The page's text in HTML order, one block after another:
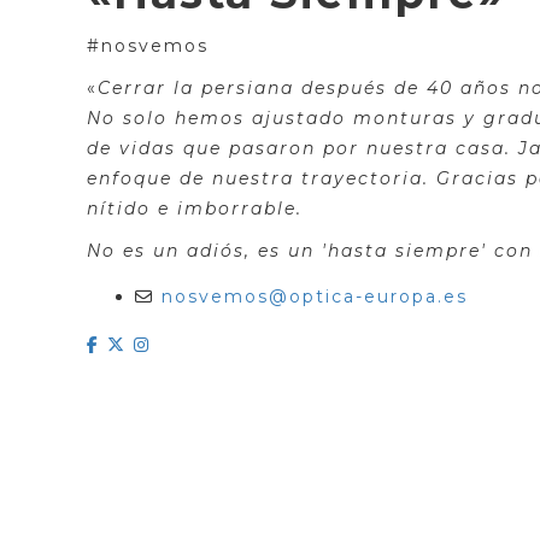
#nosvemos
« Cerrar la persiana después de 40 años
No solo hemos ajustado monturas y
de vidas que pasaron por nuestra casa.
enfoque de nuestra trayectoria. Gracias
nítido e imborrable.
No es un adiós, es un 'hasta siempre'
nosvemos@optica-europa.es